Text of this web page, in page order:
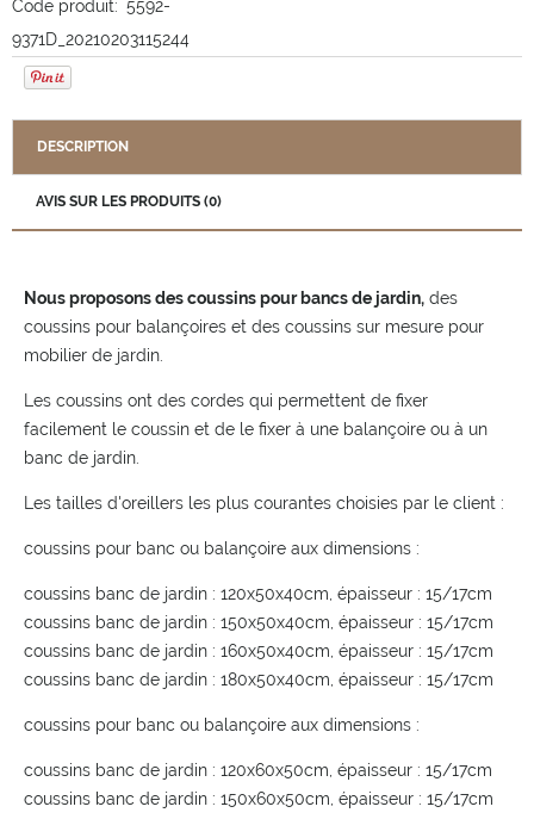
Code produit: 5592-
9371D_20210203115244
DESCRIPTION
AVIS SUR LES PRODUITS (0)
Nous proposons des coussins pour bancs de jardin, des
coussins pour balançoires et des coussins sur mesure pour
mobilier de jardin.
Les coussins ont des cordes qui permettent de fixer
facilement le coussin et de le fixer à une balançoire ou à un
banc de jardin.
Les tailles d'oreillers les plus courantes choisies par le client :
coussins pour banc ou balançoire aux dimensions :
coussins banc de jardin : 120x50x40cm, épaisseur : 15/17cm
coussins banc de jardin : 150x50x40cm, épaisseur : 15/17cm
coussins banc de jardin : 160x50x40cm, épaisseur : 15/17cm
coussins banc de jardin : 180x50x40cm, épaisseur : 15/17cm
coussins pour banc ou balançoire aux dimensions :
coussins banc de jardin : 120x60x50cm, épaisseur : 15/17cm
coussins banc de jardin : 150x60x50cm, épaisseur : 15/17cm